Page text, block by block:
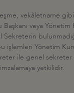
vekâletname
veya
Sekreterin
işlemleri Yönetim
ile genel sekreter
yetkilidir.